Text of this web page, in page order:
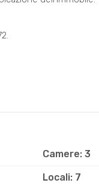
Camere: 3
Locali: 7